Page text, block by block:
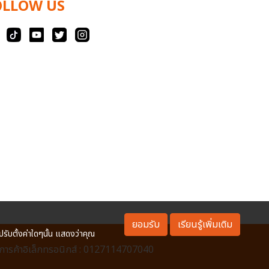
US
ค้าอิเล็กทรอนิกส์ : 0127114707040
รับตั้งค่าใดๆนั้น แสดงว่าคุณ
ยอมรับ เรียนรู้เพิ่มเติม